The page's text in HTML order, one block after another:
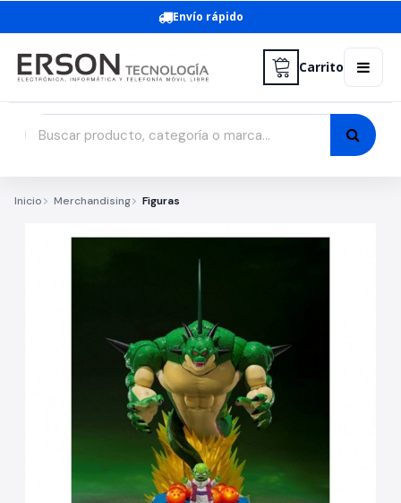
Envío rápido
Carrito
Inicio Merchandising Figuras